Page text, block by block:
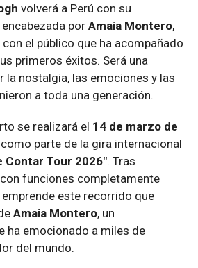
volverá a Perú con su
por Amaia Montero,
el público que ha acompañado
primeros éxitos. Será una
la nostalgia, las emociones y las
a toda una generación.
se realizará el 14 de marzo de
como parte de la gira internacional
Contar Tour 2026". Tras
funciones completamente
este recorrido que
Amaia Montero, un
ha emocionado a miles de
del mundo.